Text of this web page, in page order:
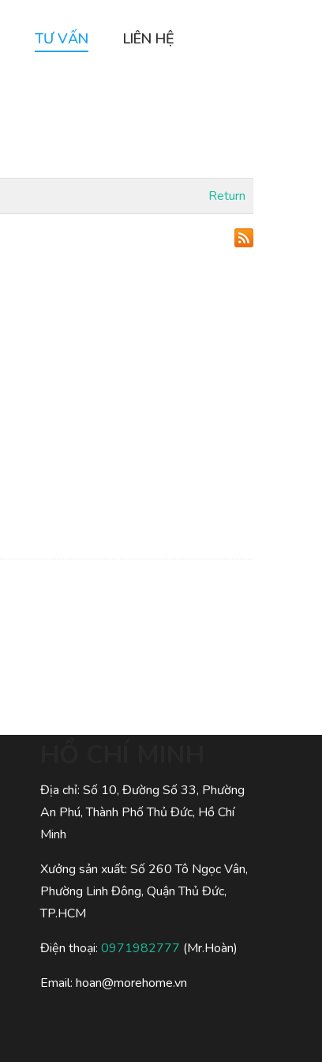
TƯ VẤN LIÊN HỆ
Return
Địa chỉ: Số 10, Đường Số 33, Phường
An Phú, Thành Phố Thủ Đức, Hồ Chí
Minh
Xưởng sản xuất: Số 260 Tô Ngọc Vân,
Phường Linh Đông, Quận Thủ Đức,
TP.HCM
Điện thoại: 0971982777 (Mr.Hoàn)
Email: hoan@morehome.vn